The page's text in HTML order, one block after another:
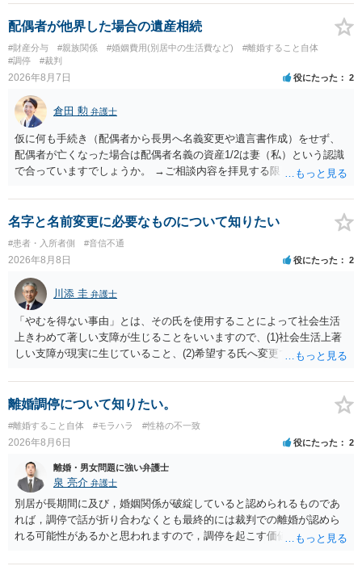
来なかった事情の変更により双方協議の上増減出来る」と「通知義務
に勤務先」が含まれているので、私に収入が入った事は相手に通知が
行く事になり、上記のような文言が無くても養育費の見直しは適宜出
来るかと思うのですが違うのでしょうか？との点はそのとおりかと思
います。養育費は事情の変更があった場合に変更するので毎年見直す
配偶者が他界した場合の遺産相続
#財産分与 #親族関係 #婚姻費用(別居中の生活費など)
#離婚すること自体
#調停
#裁判
2026年8月7日 役にたった 2
倉田 勲 弁護士
仮に何も手続き（配偶者から長男へ名義変更や遺言書作成）をせず、
配偶者が亡くなった場合は配偶者名義の資産1/2は妻（私）という認識
で合っていますでしょうか。 →ご相談内容を拝見する限りでは、その
完全に所有する場合は、他の相続人に対して自宅の評価額の１/２の代
償金の支払いが必要になります。
名字と名前変更に必要なものについて知りたい
#患者・入所者側 #音信不通
2026年8月8日 役にたった 2
川添 圭 弁護士
「やむを得ない事由」とは、その氏を使用することによって社会生活
上きわめて著しい支障が生じることをいいますので、(1)社会生活上著
しい支障が現実に生じていること、(2)希望する氏へ変更できればその
できるかどうかがポイントです。 記録中に現れた一切の事情が判断対
象ですので、上記(1)と(2)を説明できる資料は全て（ただし理路整然
に）提出することが必要になります。「フラッシュバック」とのこと
なので、例えば、医学上確立されているPTSDの診断基準に合致した説
明とそれに沿う資料の提出が必要になってくるように思います。 精神
的・心理的な理由の氏変更は様々な意味でハードルがかなり高く、弁
護士へ依頼しても苦労することが強く予想されるところです。、もし
本人申立てをお考えであれば、医学知識はもちろん法律知識も要求さ
れますので、性急な申立てをせず、知識と資料をしっかりと揃えて、
万全の体制で申立てに臨んだ方がよいと思われます。
離婚調停について知りたい。
#離婚すること自体 #モラハラ #性格の不一致
2026年8月6日 役にたった 2
離婚・男女問題に強い弁護士
泉 亮介 弁護士
別居が長期間に及び，婚姻関係が破綻していると認められるものであ
れば，調停で話が折り合わなくとも最終的には裁判での離婚が認めら
れる可能性があるかと思われますので，調停を起こす価値はあるよう